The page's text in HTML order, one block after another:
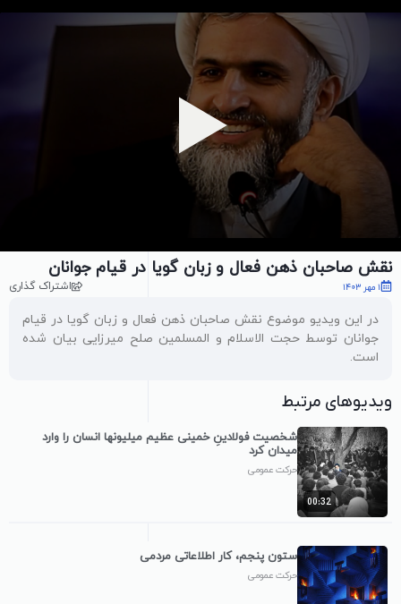
پخش ویدیو
نقش صاحبان ذهن فعال و زبان گویا در قیام جوانان
1 مهر 1403 اشتراک گذاری
در این ویدیو موضوع نقش صاحبان ذهن فعال و زبان گویا در قیام
جوانان توسط حجت الاسلام و المسلمین صلح میرزایی بیان شده
است.
ویدیوهای مرتبط
00:32
شخصیت فولادینِ خمینی عظیم میلیونها انسان را وارد
میدان کرد
حرکت عمومی
ستون پنجم، کار اطلاعاتی مردمی
حرکت عمومی